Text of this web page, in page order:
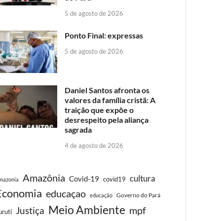
5 de agosto de 2026
Ponto Final: expressas
5 de agosto de 2026
Daniel Santos afronta os
valores da família cristã: A
traição que expõe o
desrespeito pela aliança
sagrada
4 de agosto de 2026
Amazônia Covid-19 covid19 cultura
educaçao educação Governo do Pará
Justiça Meio Ambiente mpf